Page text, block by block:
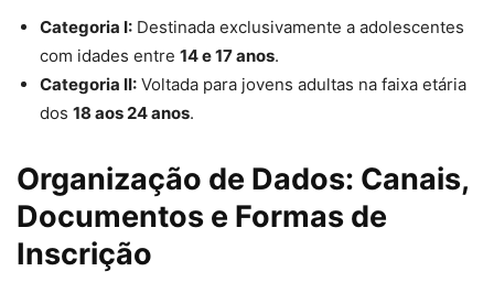
Categoria I: Destinada exclusivamente a adolescentes
com idades entre 14 e 17 anos.
Categoria II: Voltada para jovens adultas na faixa etária
dos 18 aos 24 anos.
Organização de Dados: Canais,
Documentos e Formas de
Inscrição